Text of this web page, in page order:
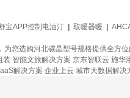
宝APP控制电油汀 取暖器暖
您选购河北碳晶型号规格提供全方
装 智能文旅解决方案 京东智联云 施华
解决方案 企业上云 城市大数据解决